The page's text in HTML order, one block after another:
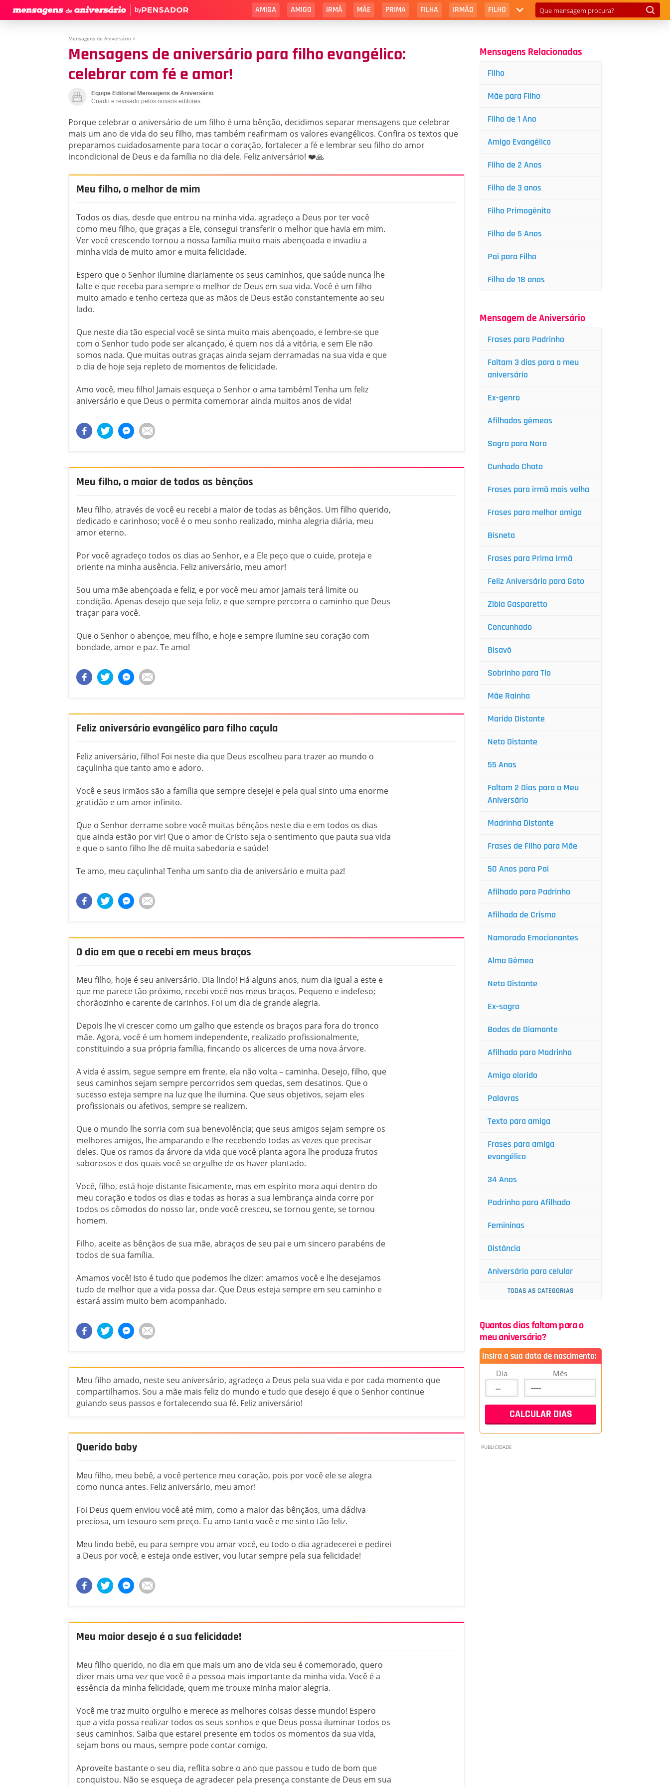
by AMIGA AMIGO IRMÃ MÃE PRIMA FILHA IRMÃO FILHO
Mensagens de Aniversário >
Mensagens de aniversário para filho evangélico:
celebrar com fé e amor!
Equipe Editorial Mensagens de Aniversário
Criado e revisado pelos nossos editores
Porque celebrar o aniversário de um filho é uma bênção, decidimos separar mensagens que celebrar
mais um ano de vida do seu filho, mas também reafirmam os valores evangélicos. Confira os textos que
preparamos cuidadosamente para tocar o coração, fortalecer a fé e lembrar seu filho do amor
incondicional de Deus e da família no dia dele. Feliz aniversário! ❤️🙏
Meu filho, o melhor de mim
Todos os dias, desde que entrou na minha vida, agradeço a Deus por ter você
como meu filho, que graças a Ele, consegui transferir o melhor que havia em mim.
Ver você crescendo tornou a nossa família muito mais abençoada e invadiu a
minha vida de muito amor e muita felicidade.
Espero que o Senhor ilumine diariamente os seus caminhos, que saúde nunca lhe
falte e que receba para sempre o melhor de Deus em sua vida. Você é um filho
muito amado e tenho certeza que as mãos de Deus estão constantemente ao seu
lado.
Que neste dia tão especial você se sinta muito mais abençoado, e lembre-se que
com o Senhor tudo pode ser alcançado, é quem nos dá a vitória, e sem Ele não
somos nada. Que muitas outras graças ainda sejam derramadas na sua vida e que
o dia de hoje seja repleto de momentos de felicidade.
Amo você, meu filho! Jamais esqueça o Senhor o ama também! Tenha um feliz
aniversário e que Deus o permita comemorar ainda muitos anos de vida!
Meu filho, a maior de todas as bênçãos
Meu filho, através de você eu recebi a maior de todas as bênçãos. Um filho querido,
dedicado e carinhoso; você é o meu sonho realizado, minha alegria diária, meu
amor eterno.
Por você agradeço todos os dias ao Senhor, e a Ele peço que o cuide, proteja e
oriente na minha ausência. Feliz aniversário, meu amor!
Sou uma mãe abençoada e feliz, e por você meu amor jamais terá limite ou
condição. Apenas desejo que seja feliz, e que sempre percorra o caminho que Deus
traçar para você.
Que o Senhor o abençoe, meu filho, e hoje e sempre ilumine seu coração com
bondade, amor e paz. Te amo!
Feliz aniversário evangélico para filho caçula
Feliz aniversário, filho! Foi neste dia que Deus escolheu para trazer ao mundo o
caçulinha que tanto amo e adoro.
Você e seus irmãos são a família que sempre desejei e pela qual sinto uma enorme
gratidão e um amor infinito.
Que o Senhor derrame sobre você muitas bênçãos neste dia e em todos os dias
que ainda estão por vir! Que o amor de Cristo seja o sentimento que pauta sua vida
e que o santo filho lhe dê muita sabedoria e saúde!
Te amo, meu caçulinha! Tenha um santo dia de aniversário e muita paz!
O dia em que o recebi em meus braços
Meu filho, hoje é seu aniversário. Dia lindo! Há alguns anos, num dia igual a este e
que me parece tão próximo, recebi você nos meus braços. Pequeno e indefeso;
chorãozinho e carente de carinhos. Foi um dia de grande alegria.
Depois lhe vi crescer como um galho que estende os braços para fora do tronco
mãe. Agora, você é um homem independente, realizado profissionalmente,
constituindo a sua própria família, fincando os alicerces de uma nova árvore.
A vida é assim, segue sempre em frente, ela não volta – caminha. Desejo, filho, que
seus caminhos sejam sempre percorridos sem quedas, sem desatinos. Que o
sucesso esteja sempre na luz que lhe ilumina. Que seus objetivos, sejam eles
profissionais ou afetivos, sempre se realizem.
Que o mundo lhe sorria com sua benevolência; que seus amigos sejam sempre os
melhores amigos, lhe amparando e lhe recebendo todas as vezes que precisar
deles. Que os ramos da árvore da vida que você planta agora lhe produza frutos
saborosos e dos quais você se orgulhe de os haver plantado.
Você, filho, está hoje distante fisicamente, mas em espírito mora aqui dentro do
meu coração e todos os dias e todas as horas a sua lembrança ainda corre por
todos os cômodos do nosso lar, onde você cresceu, se tornou gente, se tornou
homem.
Filho, aceite as bênçãos de sua mãe, abraços de seu pai e um sincero parabéns de
todos de sua família.
Amamos você! Isto é tudo que podemos lhe dizer: amamos você e lhe desejamos
tudo de melhor que a vida possa dar. Que Deus esteja sempre em seu caminho e
estará assim muito bem acompanhado.
Meu filho amado, neste seu aniversário, agradeço a Deus pela sua vida e por cada momento que
compartilhamos. Sou a mãe mais feliz do mundo e tudo que desejo é que o Senhor continue
guiando seus passos e fortalecendo sua fé. Feliz aniversário!
Querido baby
Meu filho, meu bebê, a você pertence meu coração, pois por você ele se alegra
como nunca antes. Feliz aniversário, meu amor!
Foi Deus quem enviou você até mim, como a maior das bênçãos, uma dádiva
preciosa, um tesouro sem preço. Eu amo tanto você e me sinto tão feliz.
Meu lindo bebê, eu para sempre vou amar você, eu todo o dia agradecerei e pedirei
a Deus por você, e esteja onde estiver, vou lutar sempre pela sua felicidade!
Meu maior desejo é a sua felicidade!
Meu filho querido, no dia em que mais um ano de vida seu é comemorado, quero
dizer mais uma vez que você é a pessoa mais importante da minha vida. Você é a
essência da minha felicidade, quem me trouxe minha maior alegria.
Você me traz muito orgulho e merece as melhores coisas desse mundo! Espero
que a vida possa realizar todos os seus sonhos e que Deus possa iluminar todos os
seus caminhos. Saiba que estarei presente em todos os momentos da sua vida,
sejam bons ou maus, sempre pode contar comigo.
Aproveite bastante o seu dia, reflita sobre o ano que passou e tudo de bom que
conquistou. Não se esqueça de agradecer pela presença constante de Deus em sua
Mensagens Relacionadas
Filho
Mãe para Filho
Filho de 1 Ano
Amigo Evangélico
Filho de 2 Anos
Filho de 3 anos
Filho Primogênito
Filho de 5 Anos
Pai para Filho
Filho de 18 anos
Mensagem de Aniversário
Frases para Padrinho
Faltam 3 dias para o meu
aniversário
Ex-genro
Afilhados gêmeos
Sogro para Nora
Cunhado Chato
Frases para irmã mais velha
Frases para melhor amigo
Bisneta
Frases para Prima Irmã
Feliz Aniversário para Gato
Zibia Gasparetto
Concunhado
Bisavô
Sobrinho para Tio
Mãe Rainha
Marido Distante
Neto Distante
55 Anos
Faltam 2 Dias para o Meu
Aniversário
Madrinha Distante
Frases de Filho para Mãe
50 Anos para Pai
Afilhado para Padrinho
Afilhada de Crisma
Namorado Emocionantes
Alma Gêmea
Neta Distante
Ex-sogro
Bodas de Diamante
Afilhado para Madrinha
Amigo olorido
Palavras
Texto para amiga
Frases para amiga
evangélica
34 Anos
Padrinho para Afilhado
Femininas
Distância
Aniversário para celular
TODAS AS CATEGORIAS
Quantos dias faltam para o
meu aniversário?
Insira a sua data de nascimento:
Dia Mês